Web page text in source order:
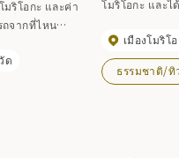
ริโอกะ และค่า
ถจากที่ไหน
]
ข็มนาฬิกา
นาทีโดย
ด
โมริโอกะ และ
เยนต่อไกด์ (ไ
ทราบว่ามีค่าใช้จ่ายที่
สมาคมการท่อง
เมืองโมริโ
ธรรมชาติ/